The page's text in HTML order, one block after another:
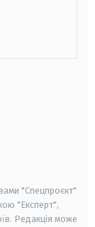
"Спецпроєкт"
"Експерт",
Редакція може